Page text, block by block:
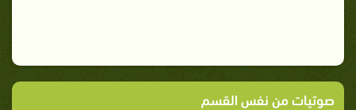
صوتيات من نفس القسم